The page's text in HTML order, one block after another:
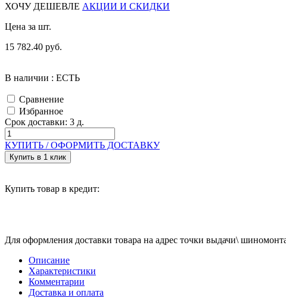
ХОЧУ ДЕШЕВЛЕ АКЦИИ И СКИДКИ
Цена за шт.
15 782.40 руб.
В наличии : ЕСТЬ
Сравнение
Избранное
Срок доставки: 3 д.
КУПИТЬ /ОФОРМИТЬ ДОСТАВКУ
Купить в 1 клик
Купить товар в кредит:
Для оформления доставки товара на адрес точки выдачи\
Описание
Характеристики
Комментарии
Доставка и оплата